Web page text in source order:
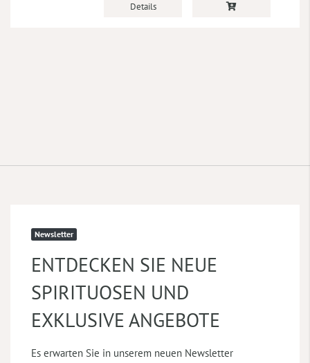
Details
Newsletter
ENTDECKEN SIE NEUE
SPIRITUOSEN UND
EXKLUSIVE ANGEBOTE
Es erwarten Sie in unserem neuen Newsletter